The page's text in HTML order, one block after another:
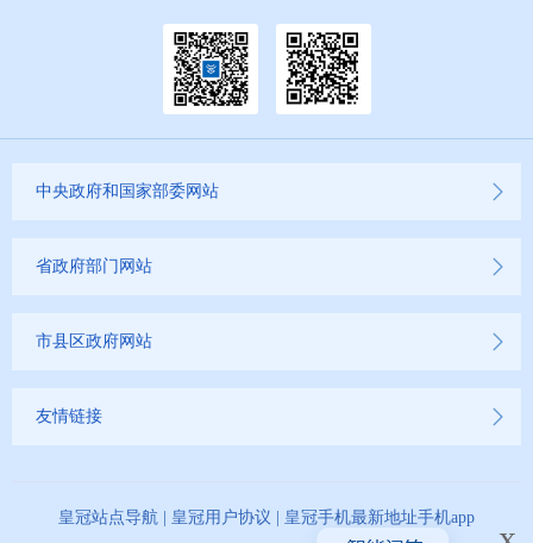
中央政府和国家部委网站
省政府部门网站
市县区政府网站
友情链接
皇冠站点导航 皇冠用户协议 皇冠手机最新地址手机app